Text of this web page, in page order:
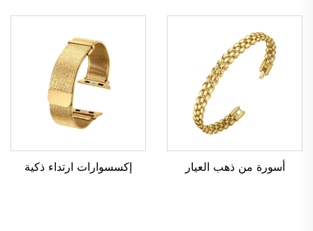
أسورة من ذهب العيار إكسسوارات ارتداء ذكية